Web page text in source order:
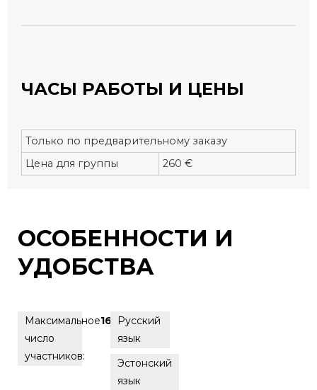
ЧАСЫ РАБОТЫ И ЦЕНЫ
Только по предварительному заказу
Цена для группы
260 €
ОСОБЕННОСТИ И
УДОБСТВА
Максимальное
число
участников:
16
Русский
язык
Эстонский
язык